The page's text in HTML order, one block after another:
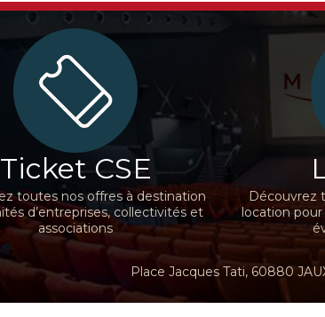
Ticket CSE
toutes nos offres à destination
d’entreprises, collectivités et
associations
Découvrez
location
Place Jacques Tati, 60880